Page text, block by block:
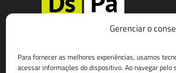
Gerenciar o
Para fornecer as melhores experiências, usamos
acessar informações do dispositivo. Ao navegar pelo
t. 13 3221-2599